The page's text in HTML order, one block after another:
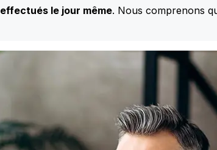
effectués le jour même. Nous comprenons